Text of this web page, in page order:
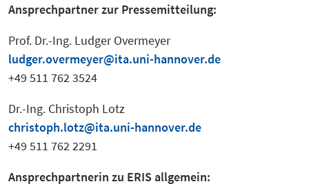
Ansprechpartner zur Pressemitteilung:
Prof. Dr.-Ing. Ludger Overmeyer
ludger.overmeyer@ita.uni-hannover.de
+49 511 762 3524
Dr.-Ing. Christoph Lotz
christoph.lotz@ita.uni-hannover.de
+49 511 762 2291
Ansprechpartnerin zu ERIS allgemein: